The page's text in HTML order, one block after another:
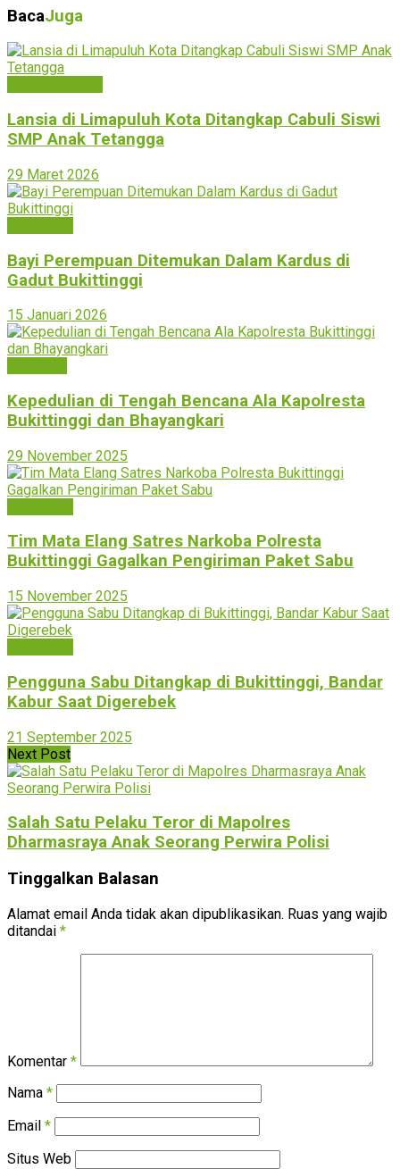
BacaJuga
Lansia di Limapuluh Kota Ditangkap Cabuli Siswi
SMP Anak Tetangga
29 Maret 2026
Bayi Perempuan Ditemukan Dalam Kardus di
Gadut Bukittinggi
15 Januari 2026
Kepedulian di Tengah Bencana Ala Kapolresta
Bukittinggi dan Bhayangkari
29 November 2025
Tim Mata Elang Satres Narkoba Polresta
Bukittinggi Gagalkan Pengiriman Paket Sabu
15 November 2025
Pengguna Sabu Ditangkap di Bukittinggi, Bandar
Kabur Saat Digerebek
21 September 2025
Next Post
Salah Satu Pelaku Teror di Mapolres
Dharmasraya Anak Seorang Perwira Polisi
Tinggalkan Balasan
Alamat email Anda tidak akan dipublikasikan. Ruas yang wajib
ditandai *
Komentar *
Nama *
Email *
Situs Web